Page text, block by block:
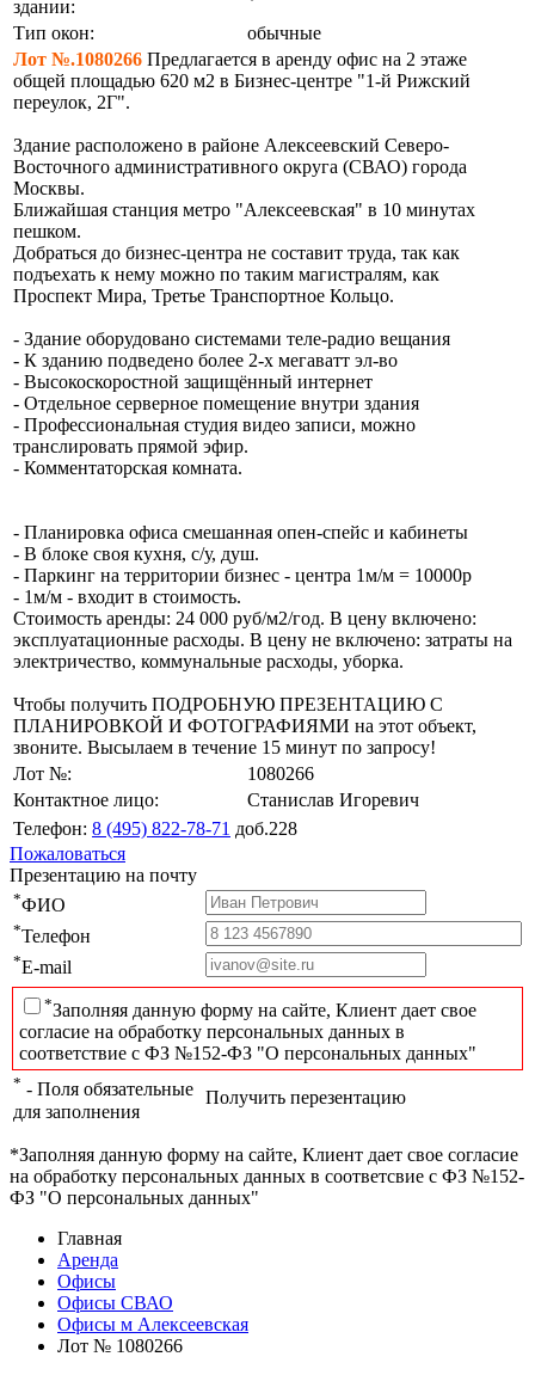
здании:
Тип окон:
обычные
Лот №.1080266 Предлагается в аренду офис на 2 этаже
общей площадью 620 м2 в Бизнес-центре "1-й Рижский
переулок, 2Г".
Здание расположено в районе Алексеевский Северо-
Восточного административного округа (СВАО) города
Москвы.
Ближайшая станция метро "Алексеевская" в 10 минутах
пешком.
Добраться до бизнес-центра не составит труда, так как
подъехать к нему можно по таким магистралям, как
Проспект Мира, Третье Транспортное Кольцо.
- Здание оборудовано системами теле-радио вещания
- К зданию подведено более 2-х мегаватт эл-во
- Высокоскоростной защищённый интернет
- Отдельное серверное помещение внутри здания
- Профессиональная студия видео записи, можно
транслировать прямой эфир.
- Комментаторская комната.
- Планировка офиса смешанная опен-спейс и кабинеты
- В блоке своя кухня, с/у, душ.
- Паркинг на территории бизнес - центра 1м/м = 10000р
- 1м/м - входит в стоимость.
Стоимость аренды: 24 000 руб/м2/год. В цену включено:
эксплуатационные расходы. В цену не включено: затраты на
электричество, коммунальные расходы, уборка.
Чтобы получить ПОДРОБНУЮ ПРЕЗЕНТАЦИЮ С
ПЛАНИРОВКОЙ И ФОТОГРАФИЯМИ на этот объект,
звоните. Высылаем в течение 15 минут по запросу!
Лот №:
1080266
Контактное лицо:
Станислав Игоревич
Телефон: 8 (495) 822-78-71 доб.228
Пожаловаться
Презентацию на почту
*ФИО
*Телефон
*E-mail
*Заполняя данную форму на сайте, Клиент дает свое
согласие на обработку персональных данных в
соответствие с ФЗ №152-ФЗ "О персональных данных"
* - Поля обязательные
для заполнения
Получить перезентацию
*Заполняя данную форму на сайте, Клиент дает свое согласие
на обработку персональных данных в соответсвие с ФЗ №152-
ФЗ "О персональных данных"
Главная
Аренда
Офисы
Офисы СВАО
Офисы м Алексеевская
Лот № 1080266